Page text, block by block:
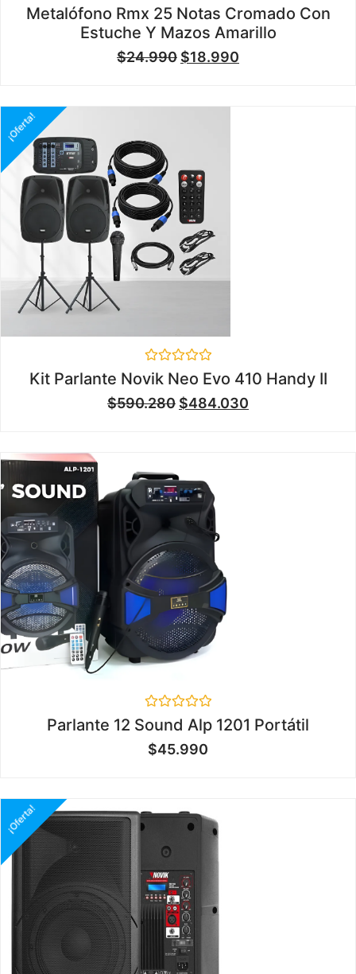
Valorado
en
0
5
Metalófono Rmx 25 Notas Cromado Con
Estuche Y Mazos Amarillo
$24.990 $18.990
¡Oferta!
Valorado
en
0
de
Kit Parlante Novik Neo Evo 410 Handy II
$590.280 $484.030
Valorado
en
0
de
Parlante 12 Sound Alp 1201 Portátil
$45.990
¡Oferta!